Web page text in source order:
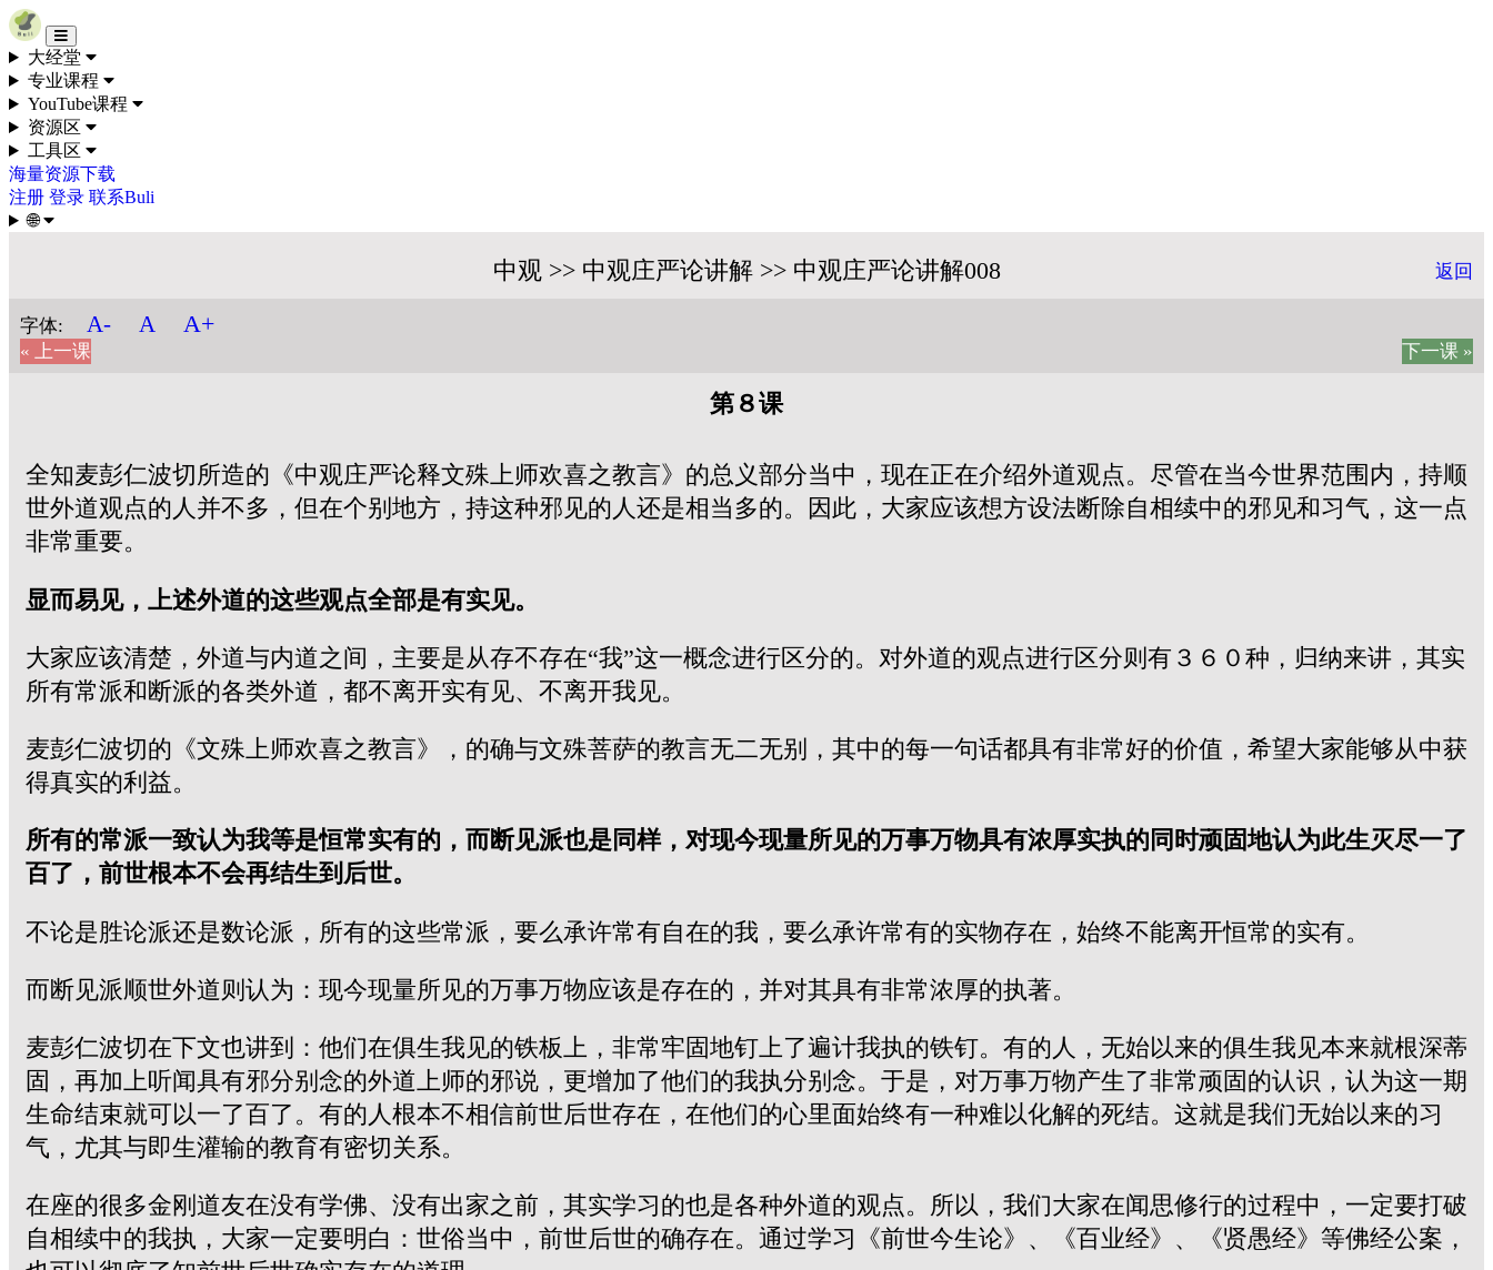
Skip to content
大经堂
专业课程
YouTube课程
资源区
工具区
海量资源下载
注册 登录 联系Buli
🌐
中观 >> 中观庄严论讲解 >> 中观庄严论讲解008 返回
字体: A- A A+
« 上一课 下一课 »
第８课
全知麦彭仁波切所造的《中观庄严论释文殊上师欢喜之教言》的总义部分当中，现在正在介绍外道观点。尽管在当今世界范围内，持顺
世外道观点的人并不多，但在个别地方，持这种邪见的人还是相当多的。因此，大家应该想方设法断除自相续中的邪见和习气，这一点
非常重要。
显而易见，上述外道的这些观点全部是有实见。
大家应该清楚，外道与内道之间，主要是从存不存在“我”这一概念进行区分的。对外道的观点进行区分则有３６０种，归纳来讲，其实
所有常派和断派的各类外道，都不离开实有见、不离开我见。
麦彭仁波切的《文殊上师欢喜之教言》，的确与文殊菩萨的教言无二无别，其中的每一句话都具有非常好的价值，希望大家能够从中获
得真实的利益。
所有的常派一致认为我等是恒常实有的，而断见派也是同样，对现今现量所见的万事万物具有浓厚实执的同时顽固地认为此生灭尽一了
百了，前世根本不会再结生到后世。
不论是胜论派还是数论派，所有的这些常派，要么承许常有自在的我，要么承许常有的实物存在，始终不能离开恒常的实有。
而断见派顺世外道则认为：现今现量所见的万事万物应该是存在的，并对其具有非常浓厚的执著。
麦彭仁波切在下文也讲到：他们在俱生我见的铁板上，非常牢固地钉上了遍计我执的铁钉。有的人，无始以来的俱生我见本来就根深蒂
固，再加上听闻具有邪分别念的外道上师的邪说，更增加了他们的我执分别念。于是，对万事万物产生了非常顽固的认识，认为这一期
生命结束就可以一了百了。有的人根本不相信前世后世存在，在他们的心里面始终有一种难以化解的死结。这就是我们无始以来的习
气，尤其与即生灌输的教育有密切关系。
在座的很多金刚道友在没有学佛、没有出家之前，其实学习的也是各种外道的观点。所以，我们大家在闻思修行的过程中，一定要打破
自相续中的我执，大家一定要明白：世俗当中，前世后世的确存在。通过学习《前世今生论》、《百业经》、《贤愚经》等佛经公案，